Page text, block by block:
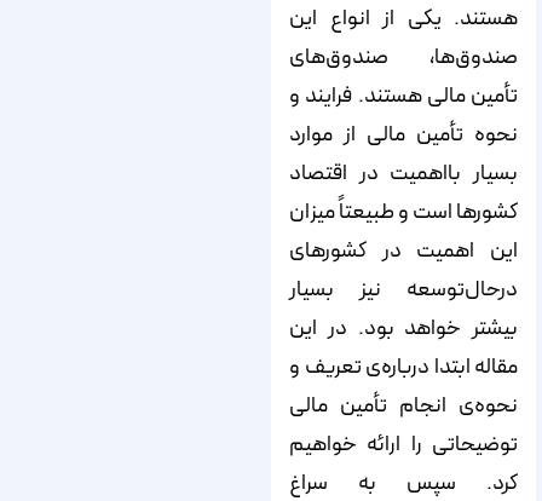
هستند. یکی از انواع این
صندوق‌‌‌‌‌‌‌‌‌‌‌‌‌‌‌‌‌‌‌‌‌‌‌‌‌‌‌‌‌‌‌‌‌‌‌‌‌‌‌‌‌‌‌‌‌‌‌‌‌‌‌‌‌‌‌‌‌‌‌‌‌‌‌‌‌‌‌‌‌‌‌‌‌‌‌‌‌ها، صندوق‌‌‌‌‌‌‌‌‌‌‌‌‌‌‌‌‌‌‌‌‌‌‌‌‌‌‌‌‌‌‌‌‌‌‌‌‌‌‌‌‌‌‌‌‌‌‌‌‌‌‌‌‌‌‌‌‌‌‌‌‌‌‌‌‌‌‌‌‌‌‌‌‌‌‌‌‌های
تأمین مالی هستند. فرایند و
نحوه تأمین مالی از موارد
بسیار بااهمیت در اقتصاد
کشورها است و طبیعتاً میزان
این اهمیت در کشورهای
درحال‌توسعه نیز بسیار
بیشتر خواهد بود. در این
مقاله ابتدا درباره‌‌‌‌‌‌‌‌‌‌‌‌‌‌‌‌‌‌‌‌‌‌‌‌‌‌‌‌‌‌‌‌‌‌‌‌‌‌‌‌‌‌‌‌‌‌‌‌‌‌‌‌‌‌‌‌‌‌‌‌‌‌‌‌‌‌‌‌‌‌‌‌‌‌‌‌‌ی تعریف و
نحوه‌‌‌‌‌‌‌‌‌‌‌‌‌‌‌‌‌‌‌‌‌‌‌‌‌‌‌‌‌‌‌‌‌‌‌‌‌‌‌‌‌‌‌‌‌‌‌‌‌‌‌‌‌‌‌‌‌‌‌‌‌‌‌‌‌‌‌‌‌‌‌‌‌‌‌‌‌ی انجام تأمین مالی
توضیحاتی را ارائه خواهیم
کرد. سپس به سراغ